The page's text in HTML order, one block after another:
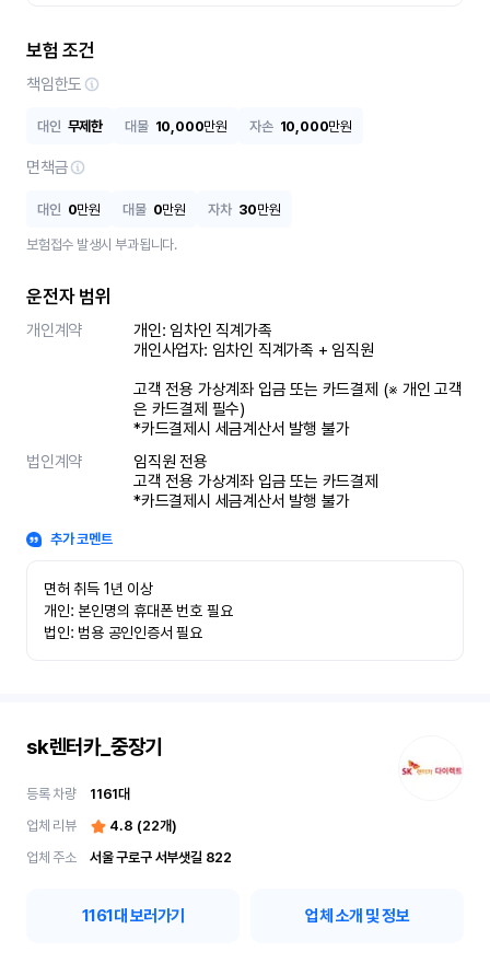
보험 조건
책임한도
대인 무제한 대물 10,000만원 자손 10,000만원
면책금
대인 0만원 대물 0만원 자차 30만원
보험접수 발생시 부과됩니다.
운전자 범위
개인계약
개인: 임차인 직계가족
개인사업자: 임차인 직계가족 + 임직원
고객 전용 가상계좌 입금 또는 카드결제 (※ 개인 고객
은 카드결제 필수)
*카드결제시 세금계산서 발행 불가
법인계약
임직원 전용
고객 전용 가상계좌 입금 또는 카드결제
*카드결제시 세금계산서 발행 불가
추가 코멘트
면허 취득 1년 이상
개인: 본인명의 휴대폰 번호 필요
법인: 범용 공인인증서 필요
sk렌터카_중장기
등록 차량 1161대
업체 리뷰
4.8 (22개)
업체 주소
서울 구로구 서부샛길 822
1161대 보러가기 업체 소개 및 정보